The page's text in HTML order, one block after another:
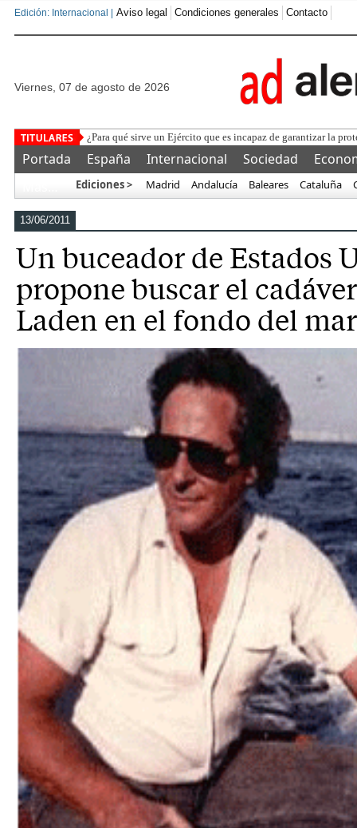
Edición: Internacional | Aviso legal Condiciones generales Contacto
viernes, 07 de agosto de 2026
La Fe
Portada España Internacional Sociedad
Ediciones > Madrid Andalucía Baleares Cataluña
13/06/2011
Un buceador de Estados
propone buscar el
Laden en el fondo del mar